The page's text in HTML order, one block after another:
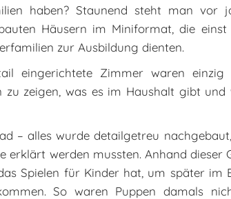
haben? Staunend steht man vor
Häusern im Miniformat, die
zur Ausbildung dienten.
eingerichtete Zimmer waren
zu zeigen, was es im Haushalt gibt
– alles wurde detailgetreu
erklärt werden mussten. Anhand dieser
Spielen für Kinder hat, um später im
So waren Puppen damals